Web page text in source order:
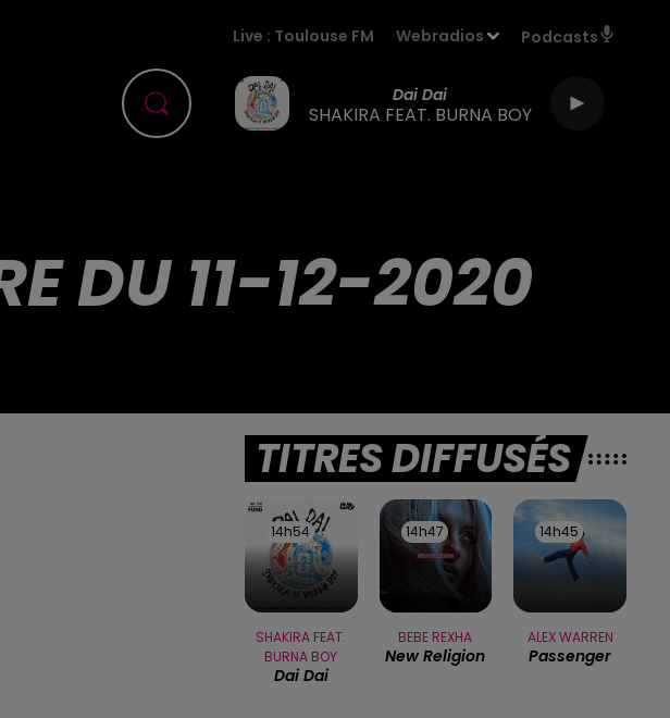
Live : Toulouse FM Webradios Podcasts
Dai Dai
SHAKIRA FEAT. BURNA BOY
DU 11-12-2020
TITRES DIFFUSÉS
14h54
14h54
SHAKIRA FEAT.
BURNA BOY
Dai Dai
14h47
14h47
BEBE REXHA
New Religion
14h45
14h45
ALEX WARREN
Passenger